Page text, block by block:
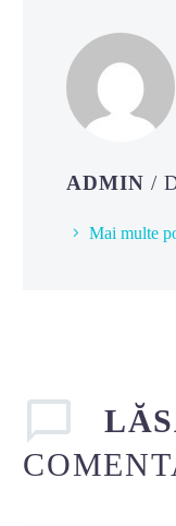
ADMIN /
Mai multe